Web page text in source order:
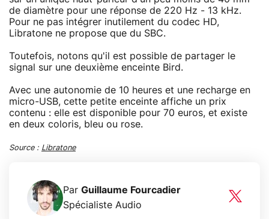
de diamètre pour une réponse de 220 Hz - 13 kHz.
Pour ne pas intégrer inutilement du codec HD,
Libratone ne propose que du SBC.
Toutefois, notons qu'il est possible de partager le
signal sur une deuxième enceinte Bird.
Avec une autonomie de 10 heures et une recharge en
micro-USB, cette petite enceinte affiche un prix
contenu : elle est disponible pour 70 euros, et existe
en deux coloris, bleu ou rose.
Source : Libratone
Par Guillaume Fourcadier
Spécialiste Audio